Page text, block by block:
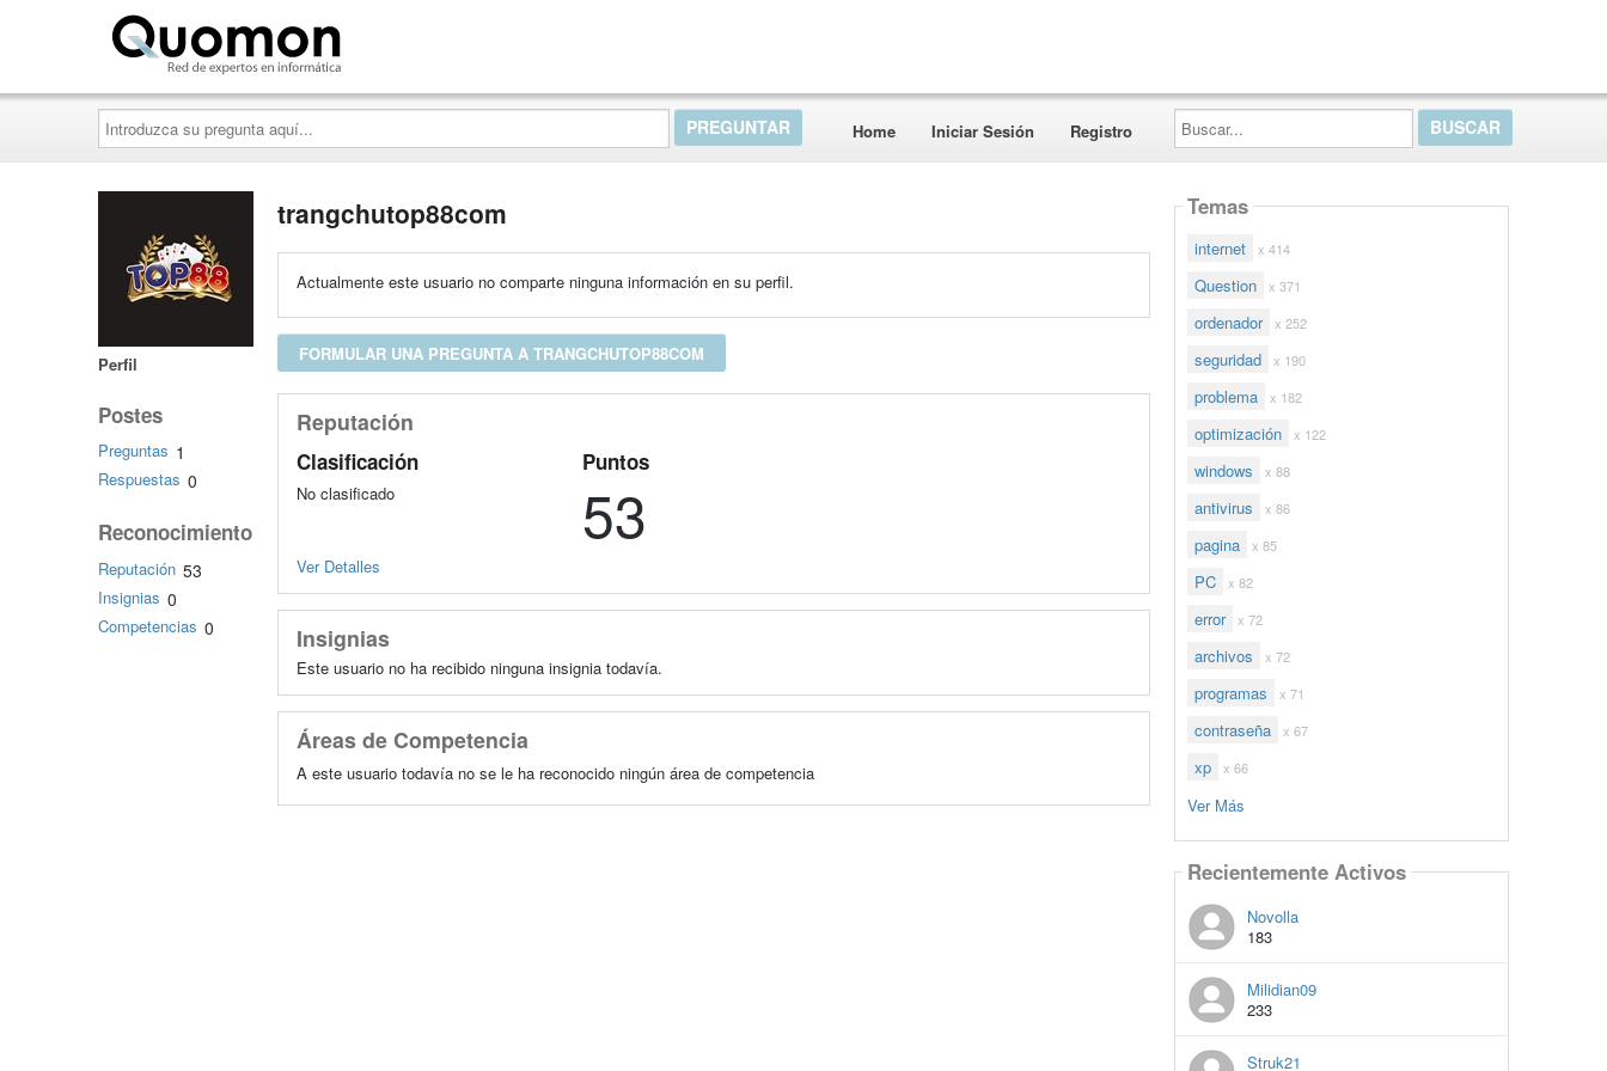
Introduzca
su
pregunta
aquí...
Home Iniciar Sesión Registro
Buscar...
Perfil
Postes
Preguntas 1
Respuestas 0
Reconocimiento
Reputación 53
Insignias 0
Competencias 0
trangchutop88com
Actualmente este usuario no comparte ninguna información en su perfil.
FORMULAR UNA PREGUNTA A TRANGCHUTOP88COM
Reputación
Clasificación
No clasificado
Puntos
53
Ver Detalles
Insignias
Este usuario no ha recibido ninguna insignia todavía.
Áreas de Competencia
A este usuario todavía no se le ha reconocido ningún área de competencia
Temas
internet x 414
Question x 371
ordenador x 252
seguridad x 190
problema x 182
optimización x 122
windows x 88
antivirus x 86
pagina x 85
PC x 82
error x 72
archivos x 72
programas x 71
contraseña x 67
xp x 66
Ver Más
Recientemente Activos
Novolla
183
Milidian09
233
Struk21